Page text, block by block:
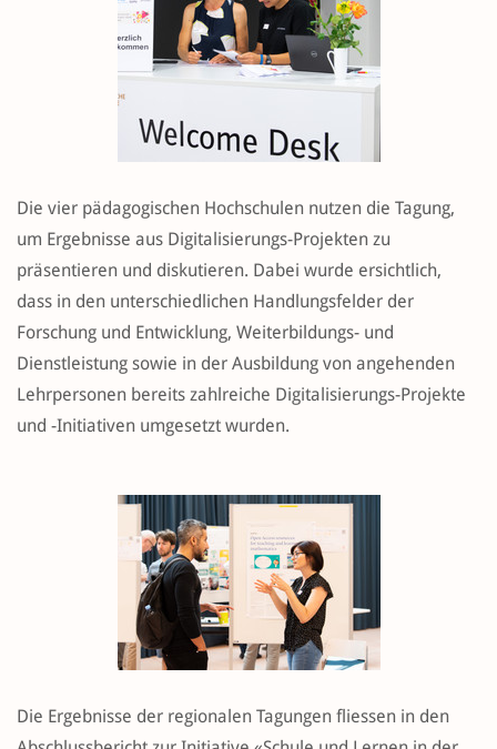
Die vier pädagogischen Hochschulen nutzen die Tagung,
um Ergebnisse aus Digitalisierungs-Projekten zu
präsentieren und diskutieren. Dabei wurde ersichtlich,
dass in den unterschiedlichen Handlungsfelder der
Forschung und Entwicklung, Weiterbildungs- und
Dienstleistung sowie in der Ausbildung von angehenden
Lehrpersonen bereits zahlreiche Digitalisierungs-Projekte
und -Initiativen umgesetzt wurden.
Die Ergebnisse der regionalen Tagungen fliessen in den